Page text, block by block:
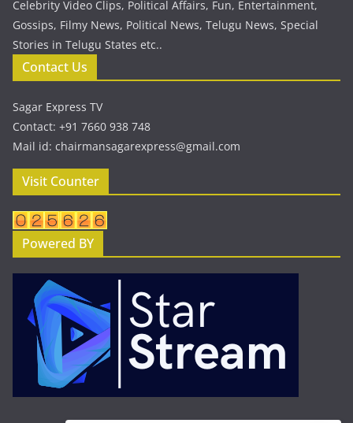
Celebrity Video Clips, Political Affairs, Fun, Entertainment,
Gossips, Filmy News, Political News, Telugu News, Special
Stories in Telugu States etc..
Contact Us
Sagar Express TV
Contact: +91 7660 938 748
Mail id: chairmansagarexpress@gmail.com
Visit Counter
Powered BY